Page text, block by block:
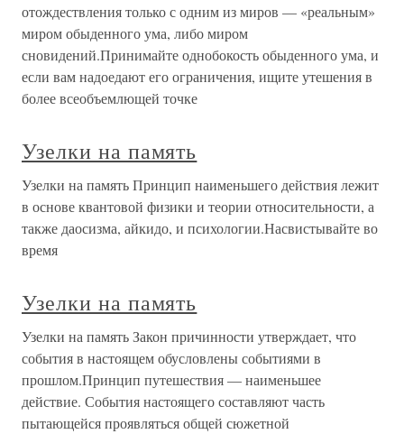
отождествления только с одним из миров — «реальным»
миром обыденного ума, либо миром
сновидений.Принимайте однобокость обыденного ума, и
если вам надоедают его ограничения, ищите утешения в
более всеобъемлющей точке
Узелки на память
Узелки на память Принцип наименьшего действия лежит
в основе квантовой физики и теории относительности, а
также даосизма, айкидо, и психологии.Насвистывайте во
время
Узелки на память
Узелки на память Закон причинности утверждает, что
события в настоящем обусловлены событиями в
прошлом.Принцип путешествия — наименьшее
действие. События настоящего составляют часть
пытающейся проявляться общей сюжетной